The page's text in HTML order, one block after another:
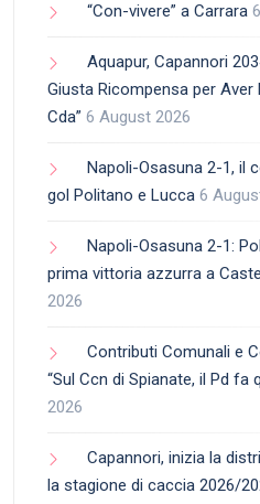
“Con-vivere” a Carrara
Aquapur, Capannori
Giusta Ricompensa per
Cda” 6 August 2026
Napoli-Osasuna 2-1, il
gol Politano e Lucca 6
Napoli-Osasuna 2-1:
prima vittoria azzurra a
2026
Contributi Comunali e
“Sul Ccn di Spianate, il Pd fa
2026
Capannori, inizia la
la stagione di caccia 2026/